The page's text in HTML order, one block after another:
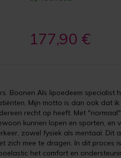
177,90 €
Boonen Als lipoedeem
Mijn motto is dan ook dat
recht op heeft. Met
kunnen lopen en sporten, en
zowel fysiek als mentaal. Dit
zich mee te dragen. In dit proces
het comfort en